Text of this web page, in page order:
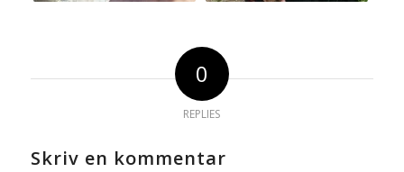
0
REPLIES
Skriv en kommentar